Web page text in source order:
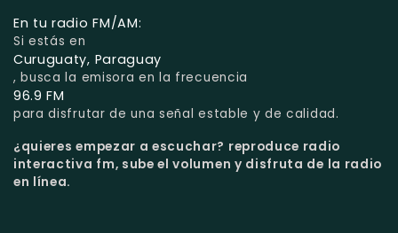
En tu radio FM/AM:
Si estás en
Curuguaty, Paraguay
, busca la emisora en la frecuencia
96.9 FM
para disfrutar de una señal estable y de calidad.
¿quieres empezar a escuchar? reproduce radio
interactiva fm, sube el volumen y disfruta de la radio
en línea.